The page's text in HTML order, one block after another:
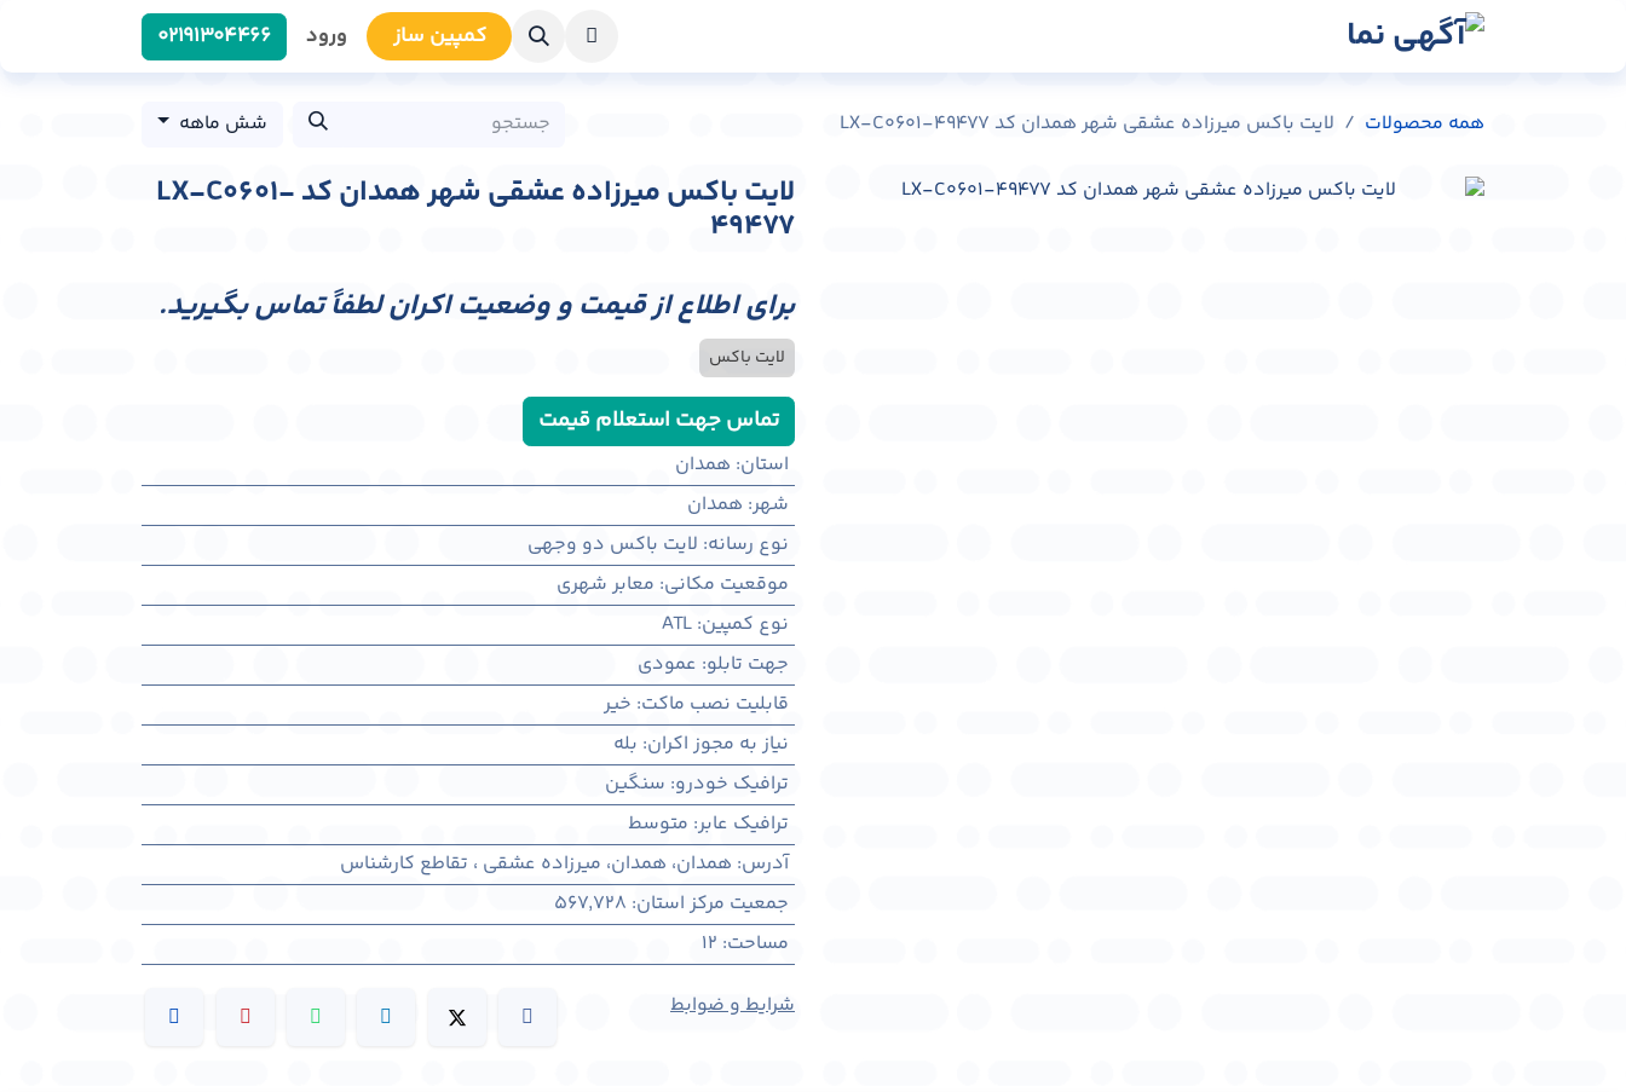
کمپین سا​​ز ورود 0219​1304466
همه محصولات لایت باکس میرزاده عشقی شهر همدان کد LX-C0601-49477 شش ماهه
لایت باکس میرزاده عشقی شهر همدان کد LX-C0601-
49477
برای اطلاع از قیمت و وضعیت اکران لطفاً تماس بگیرید.
لایت باکس
تماس جهت استعلام قیمت
استان: همدان
شهر: همدان
نوع رسانه: لایت باکس دو وجهی
موقعیت مکانی: معابر شهری
نوع کمپین:
ATL
جهت تابلو: عمودی
قابلیت نصب ماکت: خیر
نیاز به مجوز اکران: بله
ترافیک خودرو: سنگین
ترافیک عابر: متوسط
آدرس: همدان، همدان، میرزاده عشقی ، تقاطع کارشناس
جمعیت مرکز استان:
567,728
مساحت:
12
شرایط و ضوابط